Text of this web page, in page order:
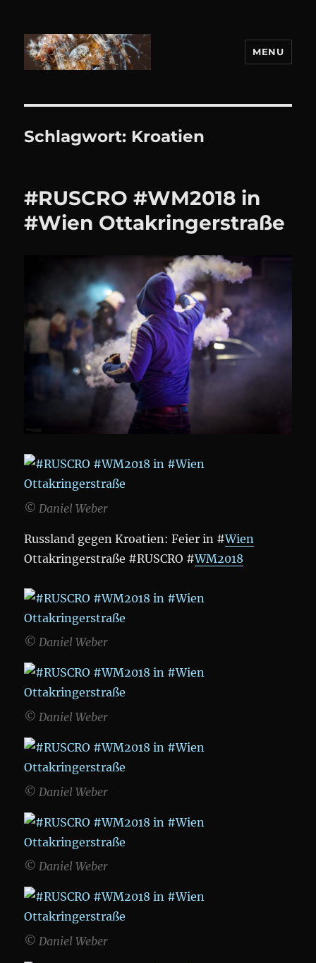
MENU
Schlagwort: Kroatien
#RUSCRO #WM2018 in
#Wien Ottakringerstraße
© Daniel Weber
Russland gegen Kroatien: Feier in #Wien
Ottakringerstraße #RUSCRO #WM2018
© Daniel Weber
© Daniel Weber
© Daniel Weber
© Daniel Weber
© Daniel Weber